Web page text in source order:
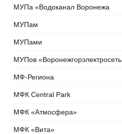
МУПа «Водоканал Воронежа
МУПам
МУПами
МУПов «Воронежгорэлектросеть
МФ-Региона
МФК Central Park
МФК «Атмосфера»
МФК «Вита»